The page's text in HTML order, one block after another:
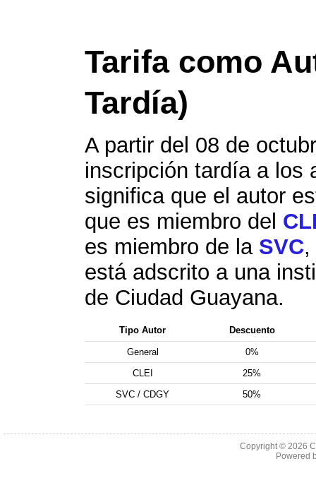
Tarifa como
Tardía)
A partir del 08 de
inscripción tardía a
significa que el autor
que es miembro del
es miembro de la SVC
está adscrito a una
de Ciudad Guayana.
Tipo Autor Descuento
General
0%
CLEI
25%
SVC / CDGY
50%
Copyright © 2026
Powered